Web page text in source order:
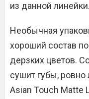
из данной линейки.
Необычная
хороший состав
дерзких цветов.
сушит губы,
Asian Touch Matte